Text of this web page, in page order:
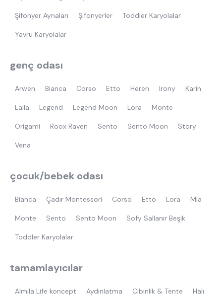
Şifonyer Aynaları Şifonyerler Toddler Karyolalar
Yavru Karyolalar
genç odası
Arwen Bianca Corso Etto Heren Irony Karin
Laila Legend Legend Moon Lora Monte
Origami Roox Raven Sento Sento Moon Story
Vena
çocuk/bebek odası
Bianca Çadır Montessori Corso Etto Lora Mia
Monte Sento Sento Moon Sofy Sallanır Beşik
Toddler Karyolalar
tamamlayıcılar
Almila Life koncept Aydınlatma Cibinlik & Tente Halı